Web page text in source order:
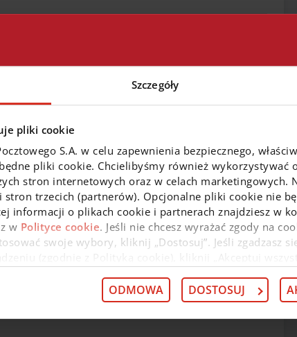
Szczegóły
pliki cookie
S.A. w celu zapewnienia bezpiecznego,
pliki cookie. Chcielibyśmy również wykorzystywać
stron internetowych oraz w celach marketingowych.
stron trzecich (partnerów). Opcjonalne pliki cookie nie
informacji o plikach cookie i partnerach znajdziesz w
w Polityce cookie. Jeśli nie chcesz wyrażać zgody na
swoje wybory, kliknij „Dostosuj”. Jeśli zgadzasz
przysługujących w związku z tym uprawnieniach,
ODMOWA DOSTOSUJ